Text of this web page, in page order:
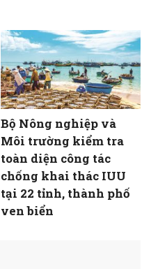
Bộ Nông nghiệp và
Môi trường kiểm tra
toàn diện công tác
chống khai thác IUU
tại 22 tỉnh, thành phố
ven biển